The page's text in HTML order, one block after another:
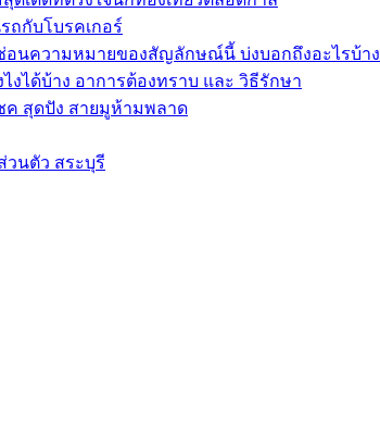
ถกับโบรคเกอร์
อนความหมายของสัญลักษณ์นี้ บ่งบอกถึงอะไรบ้าง
ได้บ้าง อาการต้องทราบ และ วิธีรักษา
ค สุดปัง สายมูห้ามพลาด
วนตัว สระบุรี